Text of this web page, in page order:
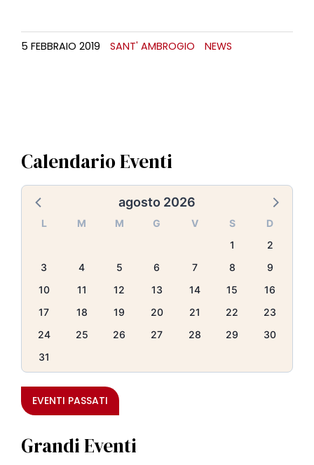
5 FEBBRAIO 2019 SANT' AMBROGIO NEWS
Calendario Eventi
agosto 2026
L M M G V S
D
1
2
3
4 5 6 7 8
9
10
11 12 13 14 15
16
17
18 19 20 21 22
23
24
25 26 27 28 29
30
31
EVENTI PASSATI
Grandi Eventi